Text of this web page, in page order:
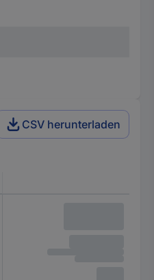
CSV herunterladen